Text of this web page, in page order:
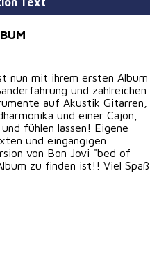
nun mit ihrem ersten Album
und zahlreichen
auf Akustik Gitarren,
und einer Cajon,
fühlen lassen! Eigene
und eingängigen
von Bon Jovi "bed of
zu finden ist!! Viel Spaß